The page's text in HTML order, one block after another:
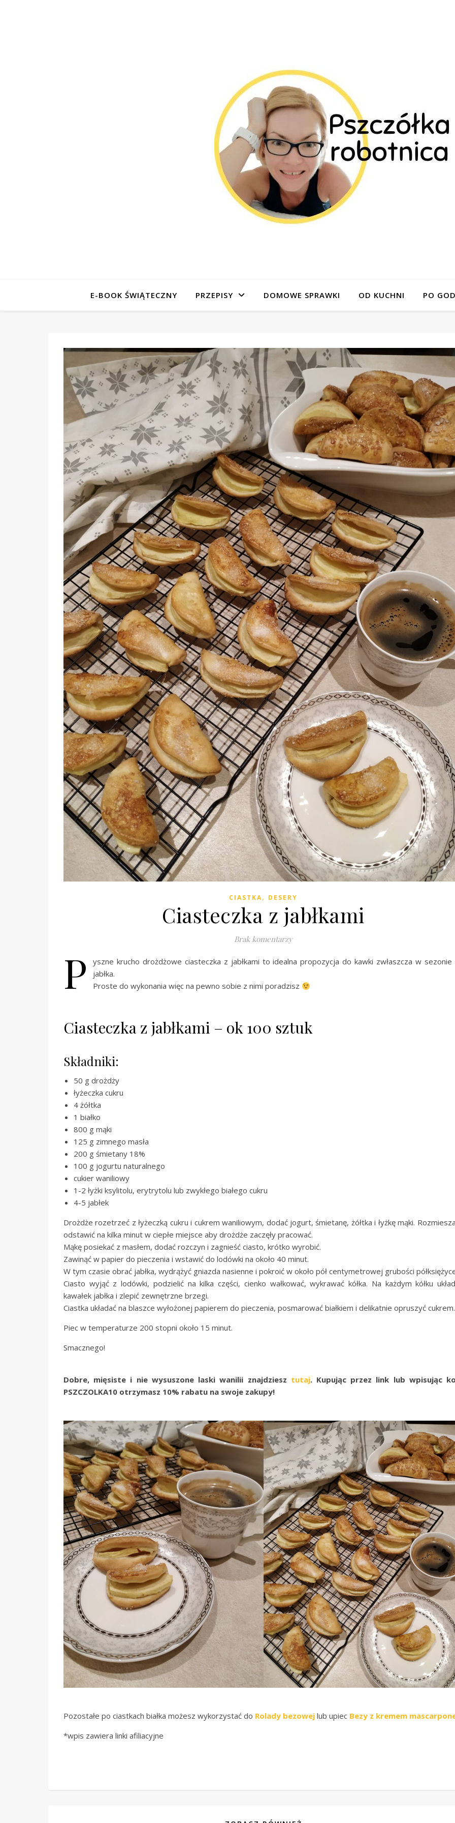
E-BOOK ŚWIĄTECZNY PRZEPISY DOMOWE SPRAWKI OD KUCHNI PO
CIASTKA, DESERY
Ciasteczka z jabłkami
Brak komentarzy
P
yszne krucho drożdżowe ciasteczka z jabłkami to idealna propozycja do kawki zwłaszcza w sezonie
jabłka.
Proste do wykonania więc na pewno sobie z nimi poradzisz
Ciasteczka z jabłkami – ok 100 sztuk
Składniki:
50 g drożdży
łyżeczka cukru
4 żółtka
1 białko
800 g mąki
125 g zimnego masła
200 g śmietany 18%
100 g jogurtu naturalnego
cukier waniliowy
1-2 łyżki ksylitolu, erytrytolu lub zwykłego białego cukru
4-5 jabłek
Drożdże rozetrzeć z łyżeczką cukru i cukrem waniliowym, dodać jogurt, śmietanę, żółtka i łyżkę mąki.
odstawić na kilka minut w ciepłe miejsce aby drożdże zaczęły pracować.
Mąkę posiekać z masłem, dodać rozczyn i zagnieść ciasto, krótko wyrobić.
Zawinąć w papier do pieczenia i wstawić do lodówki na około 40 minut.
W tym czasie obrać jabłka, wydrążyć gniazda nasienne i pokroić w około pół centymetrowej grubości
Ciasto wyjąć z lodówki, podzielić na kilka części, cienko wałkować, wykrawać kółka. Na każdym kółku
kawałek jabłka i zlepić zewnętrzne brzegi.
Ciastka układać na blaszce wyłożonej papierem do pieczenia, posmarować białkiem i delikatnie opruszyć cukrem.
Piec w temperaturze 200 stopni około 15 minut.
Smacznego!
Dobre, mięsiste i nie wysuszone laski wanilii znajdziesz tutaj. Kupując przez link lub wpisując
PSZCZOLKA10 otrzymasz 10% rabatu na swoje zakupy!
Pozostałe po ciastkach białka możesz wykorzystać do Rolady bezowej lub upiec Bezy z kremem
*wpis zawiera linki afiliacyjne